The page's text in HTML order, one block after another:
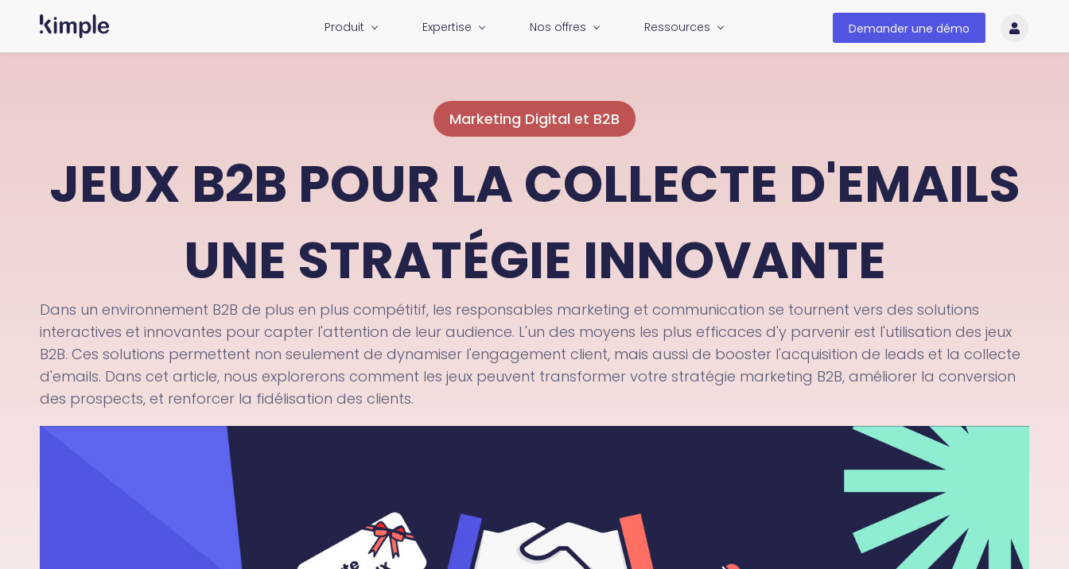
main
Produit Expertise Nos offres Ressources Demander une démo
Marketing Digital et B2B
JEUX B2B POUR LA COLLECTE D'EMAILS
UNE STRATÉGIE INNOVANTE
Dans un environnement B2B de plus en plus compétitif, les responsables marketing et communication se tournent vers des solutions
interactives et innovantes pour capter l'attention de leur audience. L'un des moyens les plus efficaces d'y parvenir est l'utilisation des jeux
B2B. Ces solutions permettent non seulement de dynamiser l'engagement client, mais aussi de booster l'acquisition de leads et la collecte
d'emails. Dans cet article, nous explorerons comment les jeux peuvent transformer votre stratégie marketing B2B, améliorer la conversion
des prospects, et renforcer la fidélisation des clients.